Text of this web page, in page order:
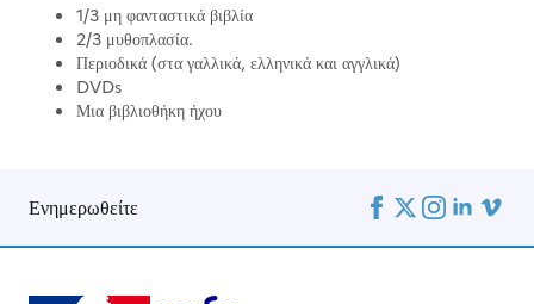
1/3 μη φανταστικά βιβλία
2/3 μυθοπλασία.
Περιοδικά (στα γαλλικά, ελληνικά και αγγλικά)
DVDs
Μια βιβλιοθήκη ήχου
Ενημερωθείτε